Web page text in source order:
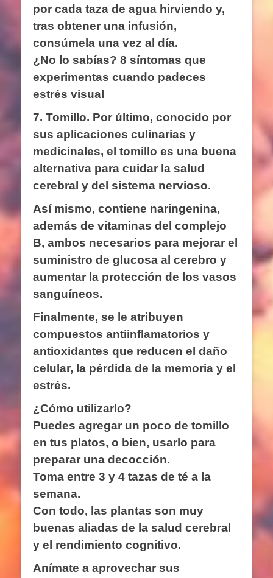
por cada taza de agua hirviendo y,
tras obtener una infusión,
consúmela una vez al día.
¿No lo sabías? 8 síntomas que
experimentas cuando padeces
estrés visual
7. Tomillo. Por último, conocido por
sus aplicaciones culinarias y
medicinales, el tomillo es una buena
alternativa para cuidar la salud
cerebral y del sistema nervioso.
Así mismo, contiene naringenina,
además de vitaminas del complejo
B, ambos necesarios para mejorar el
suministro de glucosa al cerebro y
aumentar la protección de los vasos
sanguíneos.
Finalmente, se le atribuyen
compuestos antiinflamatorios y
antioxidantes que reducen el daño
celular, la pérdida de la memoria y el
estrés.
¿Cómo utilizarlo?
Puedes agregar un poco de tomillo
en tus platos, o bien, usarlo para
preparar una decocción.
Toma entre 3 y 4 tazas de té a la
semana.
Con todo, las plantas son muy
buenas aliadas de la salud cerebral
y el rendimiento cognitivo.
Anímate a aprovechar sus